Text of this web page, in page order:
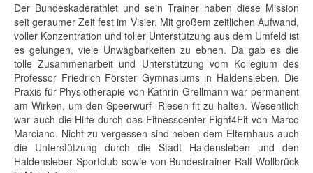
Der Bundeskaderathlet und sein Trainer haben diese Mission
seit geraumer Zeit fest im Visier. Mit großem zeitlichen Aufwand,
voller Konzentration und toller Unterstützung aus dem Umfeld ist
es gelungen, viele Unwägbarkeiten zu ebnen. Da gab es die
tolle Zusammenarbeit und Unterstützung vom Kollegium des
Professor Friedrich Förster Gymnasiums in Haldensleben. Die
Praxis für Physiotherapie von Kathrin Grellmann war permanent
am Wirken, um den Speerwurf -Riesen fit zu halten. Wesentlich
war auch die Hilfe durch das Fitnesscenter Fight4Fit von Marco
Marciano. Nicht zu vergessen sind neben dem Elternhaus auch
die Unterstützung durch die Stadt Haldensleben und den
Haldensleber Sportclub sowie von Bundestrainer Ralf Wollbrück